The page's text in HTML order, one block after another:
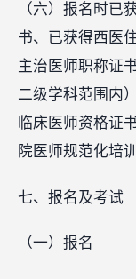
（六）报名时已
书、已获得西医
主治医师职称证
二级学科范围内
临床医师资格证
院医师规范化培
七、报名及考试
（一）报名